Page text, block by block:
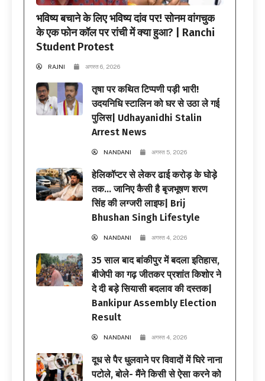
भविष्य बचाने के लिए भविष्य दांव पर! सोनम वांगचुक
के एक फोन कॉल पर रांची में क्या हुआ? | Ranchi
Student Protest
RAJNI अगस्त 6, 2026
तृषा पर कथित टिप्पणी पड़ी भारी!
उदयनिधि स्टालिन को घर से उठा ले गई
पुलिस| Udhayanidhi Stalin
Arrest News
NANDANI अगस्त 5, 2026
हेलिकॉप्टर से लेकर ढाई करोड़ के घोड़े
तक… जानिए कैसी है बृजभूषण शरण
सिंह की लग्जरी लाइफ| Brij
Bhushan Singh Lifestyle
NANDANI अगस्त 4, 2026
35 साल बाद बांकीपुर में बदला इतिहास,
बीजेपी का गढ़ जीतकर प्रशांत किशोर ने
दे दी बड़े सियासी बदलाव की दस्तक|
Bankipur Assembly Election
Result
NANDANI अगस्त 4, 2026
दूध से पैर धुलवाने पर विवादों में घिरे नाना
पटोले, बोले- मैंने किसी से ऐसा करने को